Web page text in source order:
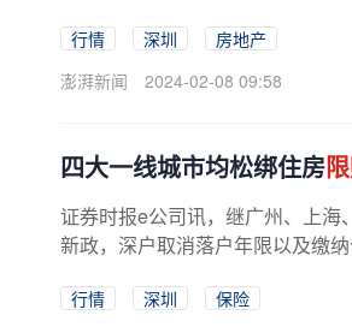
行情 深圳
房地产
澎湃新闻
2024-02-08 09:58
四大一线城市均松绑住房
证券时报e公司讯，继广州、上
新政，深户取消落户年限以及缴
行情 深圳
保险